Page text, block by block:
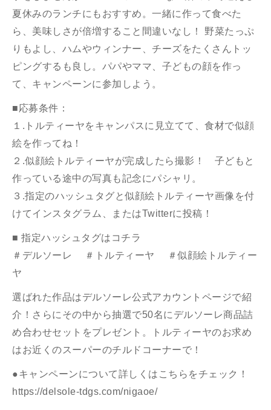
夏休みのランチにもおすすめ。一緒に作って食べた
ら、美味しさが倍増すること間違いなし！ 野菜たっぷ
りもよし、ハムやウィンナー、チーズをたくさんトッ
ピングするも良し。パパやママ、子どもの顔を作っ
て、キャンペーンに参加しよう。
■応募条件：
１.トルティーヤをキャンパスに見立てて、食材で似顔
絵を作ってね！
２.似顔絵トルティーヤが完成したら撮影！ 子どもと
作っている途中の写真も記念にパシャリ。
３.指定のハッシュタグと似顔絵トルティーヤ画像を付
けてインスタグラム、またはTwitterに投稿！
■ 指定ハッシュタグはコチラ
＃デルソーレ ＃トルティーヤ ＃似顔絵トルティー
ヤ
選ばれた作品はデルソーレ公式アカウントページで紹
介！さらにその中から抽選で50名にデルソーレ商品詰
め合わせセットをプレゼント。トルティーヤのお求め
はお近くのスーパーのチルドコーナーで！
●キャンペーンについて詳しくはこちらをチェック！
https://delsole-tdgs.com/nigaoe/